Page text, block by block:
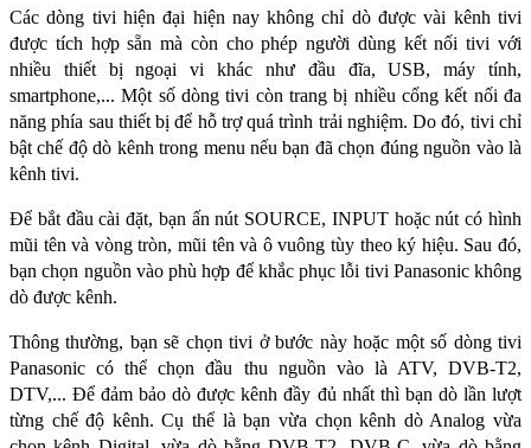
Các dòng tivi hiện đại hiện nay không chỉ dò được vài kênh tivi
được tích hợp sẵn mà còn cho phép người dùng kết nối tivi với
nhiều thiết bị ngoại vi khác như đầu đĩa, USB, máy tính,
smartphone,... Một số dòng tivi còn trang bị nhiều cổng kết nối đa
năng phía sau thiết bị để hỗ trợ quá trình trải nghiệm. Do đó, tivi chỉ
bật chế độ dò kênh trong menu nếu bạn đã chọn đúng nguồn vào là
kênh tivi.
Để bắt đầu cài đặt, bạn ấn nút SOURCE, INPUT hoặc nút có hình
mũi tên và vòng tròn, mũi tên và ô vuông tùy theo ký hiệu. Sau đó,
bạn chọn nguồn vào phù hợp để khắc phục lỗi tivi Panasonic không
dò được kênh.
Thông thường, bạn sẽ chọn tivi ở bước này hoặc một số dòng tivi
Panasonic có thể chọn đầu thu nguồn vào là ATV, DVB-T2,
DTV,... Để đảm bảo dò được kênh đầy đủ nhất thì bạn dò lần lượt
từng chế độ kênh. Cụ thể là bạn vừa chọn kênh dò Analog vừa